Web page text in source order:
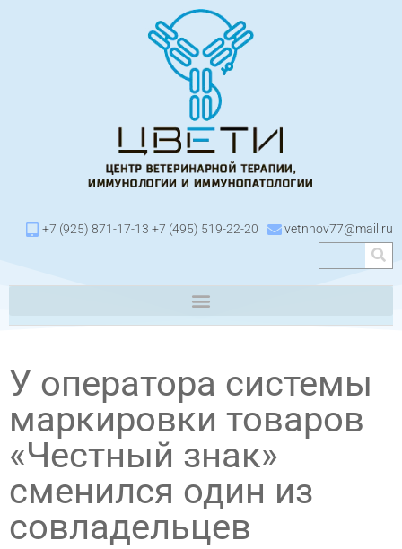
+7 (925) 871-17-13 +7 (495) 519-22-20 vetnnov77@mail.ru
У оператора системы
маркировки товаров
«Честный знак»
сменился один из
совладельцев